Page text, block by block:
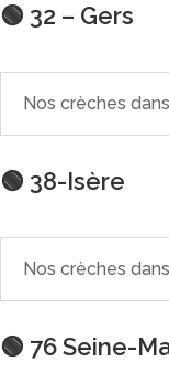
🟢 32 – Gers
Nos crèches
🟢 38-Isère
Nos crèches
🟢 76 Seine-